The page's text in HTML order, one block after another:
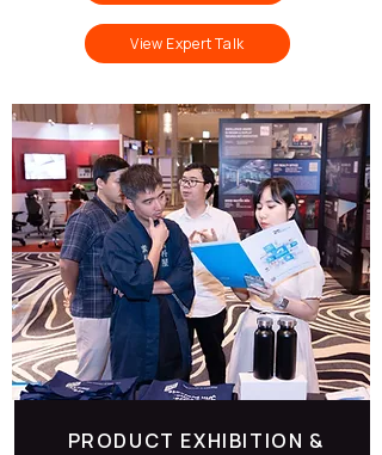
View Expert Talk
PRODUCT EXHIBITION &